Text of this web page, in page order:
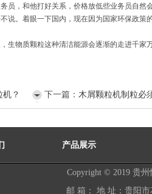
员，和他打好关系，价格放低些业务员自
说。着眼一下国内，现在因为国家环保政
生物质颗粒这种清洁能源会逐渐的走进千
？ 下一篇： 木屑颗粒机制粒必
产品展示
Copyright © 2019 贵
邮 箱： 地 址：贵阳市